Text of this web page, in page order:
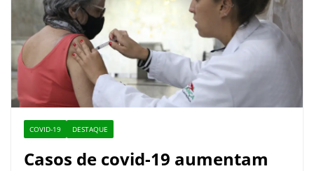
COVID-19 DESTAQUE
Casos de covid-19 aumentam